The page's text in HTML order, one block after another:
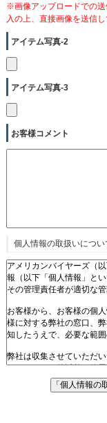
※画像アップロードでの
入の上、直接画像を送信し
アイテム写真-2
アイテム写真-3
お客様コメント
個人情報の取扱いについ